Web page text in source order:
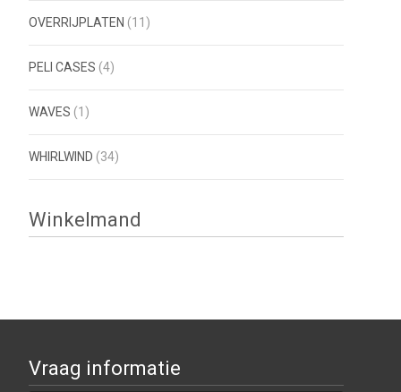
OVERRIJPLATEN (11)
PELI CASES (4)
WAVES (1)
WHIRLWIND (34)
Winkelmand
Vraag informatie